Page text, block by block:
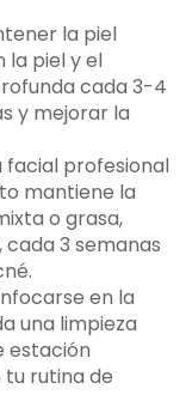
la piel
la piel y el
cada 3-4
y mejorar la
facial profesional
mantiene la
o grasa,
3 semanas
en la
una limpieza
estación
rutina de